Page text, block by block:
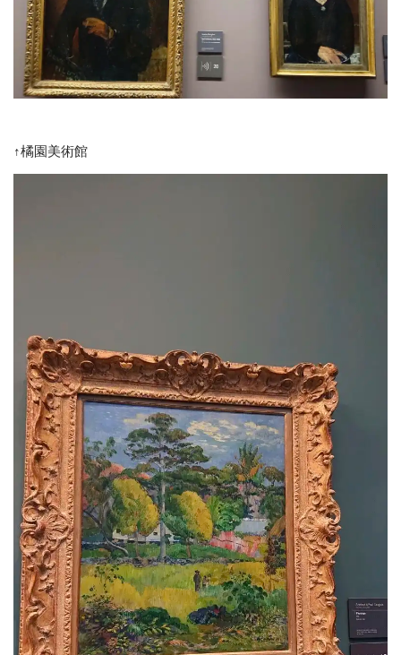
↑橘園美術館